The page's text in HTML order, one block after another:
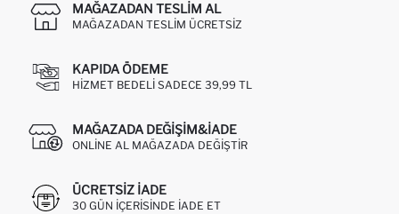
MAĞAZADAN TESLIM AL
MAĞAZADAN TESLIM ÜCRETSIZ
KAPIDA ÖDEME
HIZMET BEDELI SADECE 39,99 TL
MAĞAZADA DEĞIŞIM&İADE
ONLINE AL MAĞAZADA DEĞIŞTIR
ÜCRETSIZ IADE
30 GÜN IÇERISINDE IADE ET